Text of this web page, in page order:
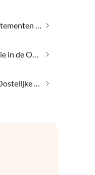
Goedkope vakantieappartementen in de Oostelijke Harz
Met je huisdier op vakantie in de Oostelijke Harz
Weekend wellness in de Oostelijke Harz